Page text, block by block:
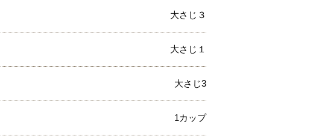
大さじ３
大さじ１
大さじ3
1カップ